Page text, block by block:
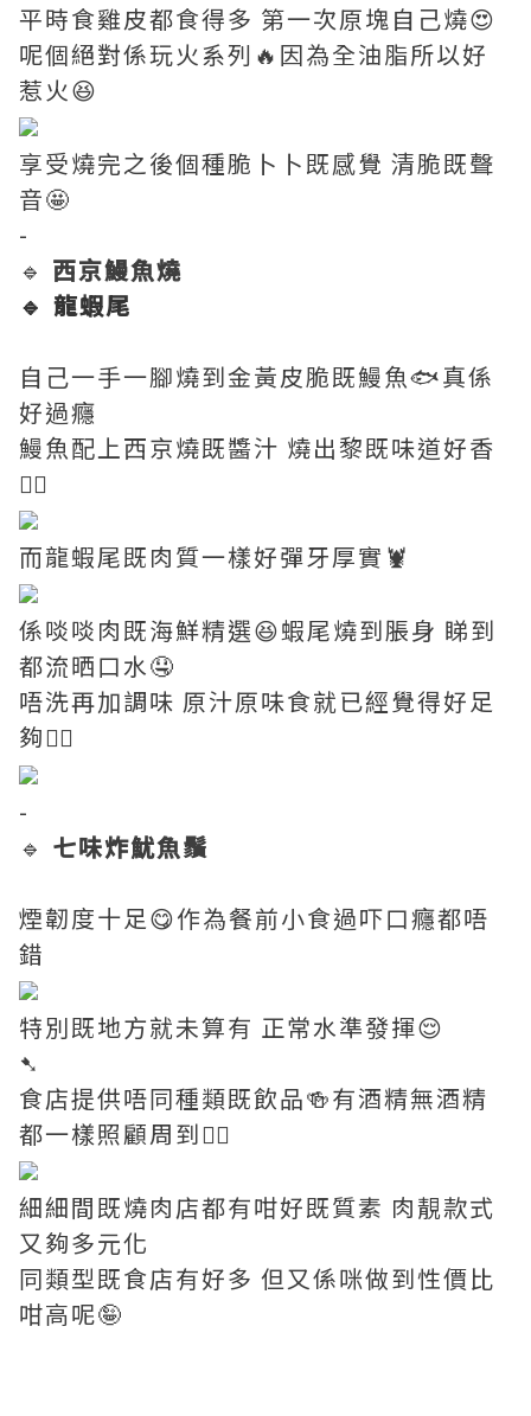
平時食雞皮都食得多 第一次原塊自己燒😍
呢個絕對係玩火系列🔥因為全油脂所以好
惹火😆
享受燒完之後個種脆卜卜既感覺 清脆既聲
音🤩
-
🔹 西京鰻魚燒
🔹 龍蝦尾
自己一手一腳燒到金黃皮脆既鰻魚🐟真係
好過癮
鰻魚配上西京燒既醬汁 燒出黎既味道好香
😶‍🌫️
而龍蝦尾既肉質一樣好彈牙厚實🦞
係啖啖肉既海鮮精選😆蝦尾燒到脹身 睇到
都流晒口水🤤
唔洗再加調味 原汁原味食就已經覺得好足
夠👍🏼
-
🔹 七味炸魷魚鬚
煙韌度十足😋作為餐前小食過吓口癮都唔
錯
特別既地方就未算有 正常水準發揮😌
➷
食店提供唔同種類既飲品🍻有酒精無酒精
都一樣照顧周到👍🏼
細細間既燒肉店都有咁好既質素 肉靚款式
又夠多元化
同類型既食店有好多 但又係咪做到性價比
咁高呢🤪